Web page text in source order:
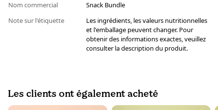
Nom commercial
Snack Bundle
Note sur l'étiquette
Les ingrédients, les valeurs nutritionnelles
et l'emballage peuvent changer. Pour
obtenir des informations exactes, veuillez
consulter la description du produit.
Les clients ont également acheté